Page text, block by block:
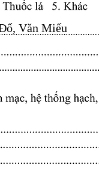
Văn Miếu​​​​